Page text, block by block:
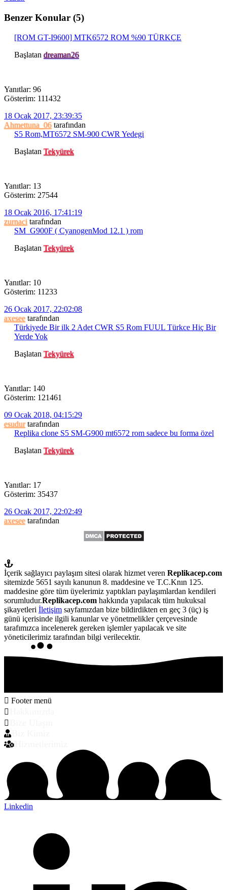
Benzer Konular (5)
[ROM GT-I9600] MTK6572 ROM %90 TÜRKÇE
Başlatandreaman26
Yanıtlar: 96
Gösterim: 111432
18 Ocak 2017, 23:39:35
Ahmettuna_06tarafından
S5 Rom,MT6572 SM-900 CWR Yedegi
BaşlatanTekyürek
Yanıtlar: 13
Gösterim: 27544
18 Ocak 2016, 17:41:19
zurnaci tarafından
SM_G900F ( CyanogenMod 12.1 ) rom
BaşlatanTekyürek
Yanıtlar: 10
Gösterim: 11233
26 Ocak 2017, 22:02:08
axeseetarafından
Türkiyede Bir ilk 2 Adet CWR S5 Rom FUUL Türkce Hiç Bir
Yerde Yok
BaşlatanTekyürek
Yanıtlar: 140
Gösterim: 121461
09 Ocak 2018, 04:15:29
esudurtarafından
Replika clone S5 SM-G900 mt6572 rom sadece bu forma özel
BaşlatanTekyürek
Yanıtlar: 17
Gösterim: 35437
26 Ocak 2017, 22:02:49
axeseetarafından
İçerik sağlayıcı paylaşım sitesi olarak hizmet veren Replikacep.com
sitemizde 5651 sayılı kanunun 8. maddesine ve T.C.Knın 125.
maddesine göre tüm üyelerimiz yaptıkları paylaşımlardan kendileri
sorumludur.Replikacep.com hakkında yapılacak tüm hukuksal
şikayetleri İletişim sayfamızdan bize bildirdikten en geç 3 (üç) iş
günü içerisinde ilgili kanunlar ve yönetmelikler çerçevesinde
tarafımızca incelenerek gereken işlemler yapılacak ve site
yöneticilerimiz tarafından bilgi verilecektir.
Footer menü
Linkedin